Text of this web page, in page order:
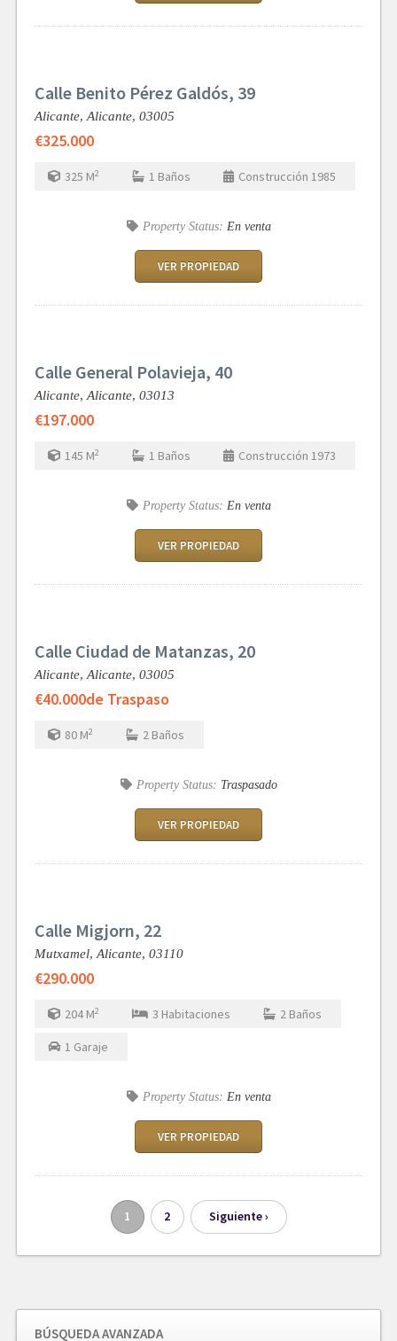
Calle Benito Pérez Galdós, 39
Alicante,Alicante, 03005
€325.000
325 M2 1 Baños Construcción 1985
Property Status: En venta
VER PROPIEDAD
Calle General Polavieja, 40
Alicante,Alicante, 03013
€197.000
145 M2 1 Baños Construcción 1973
Property Status: En venta
VER PROPIEDAD
Calle Ciudad de Matanzas, 20
Alicante,Alicante, 03005
€40.000de Traspaso
80 M2 2 Baños
Property Status: Traspasado
VER PROPIEDAD
Calle Migjorn, 22
Mutxamel,Alicante, 03110
€290.000
204 M2 3 Habitaciones 2 Baños
1 Garaje
Property Status: En venta
VER PROPIEDAD
1 2 Siguiente ›
BÚSQUEDA AVANZADA